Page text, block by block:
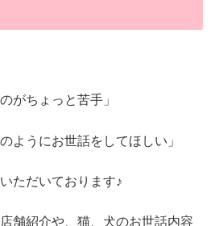
がちょっと苦手」
ようにお世話をしてほしい」
ただいております♪
舗紹介や、猫、犬のお世話内容